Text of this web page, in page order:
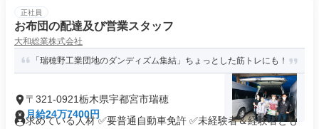
正社員
お布団の配達及び営業スタッフ
大和総業株式会社
「瑞穂野工業団地のダンディズム集結」ちょっとした筋トレにも！
〒321-0921栃木県宇都宮市瑞穂
月給24万7400円
求めている人材 ✅要普通自動車免許 ✅未経験者＆経験者とも